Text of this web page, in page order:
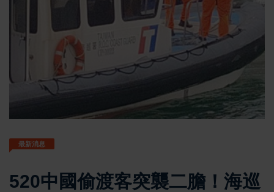
最新消息
520中國偷渡客突襲二膽！海巡